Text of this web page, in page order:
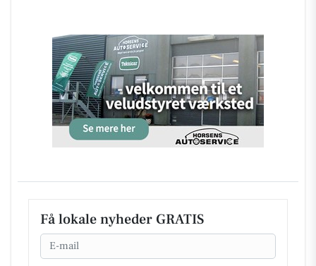
Få lokale nyheder GRATIS
Email